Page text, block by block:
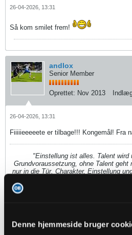
Denne hjemmeside bruger
26-04-2026, 13:31
Så kom smilet frem!
andlox
Senior Member
Oprettet: Nov 2013
26-04-2026, 13:31
Fiiiiieeeeete er tilbage!!! Kongemål! Fra
"Einstellung ist alles. Talent wird
Grundvoraussetzung, ohne Talent
nur in die Tür. Charakter, Einstellung
Senior Member